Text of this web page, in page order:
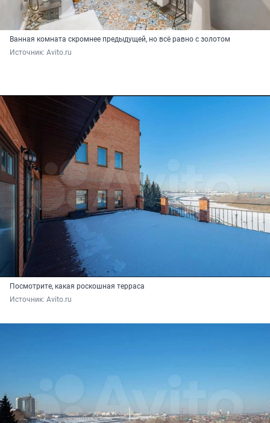
Ванная комната скромнее предыдущей, но всё равно с золотом
Источник: Avito.ru
Посмотрите, какая роскошная терраса
Источник: Avito.ru